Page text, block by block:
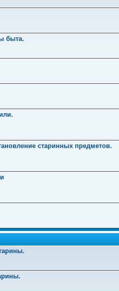
быта.
старинных предметов.